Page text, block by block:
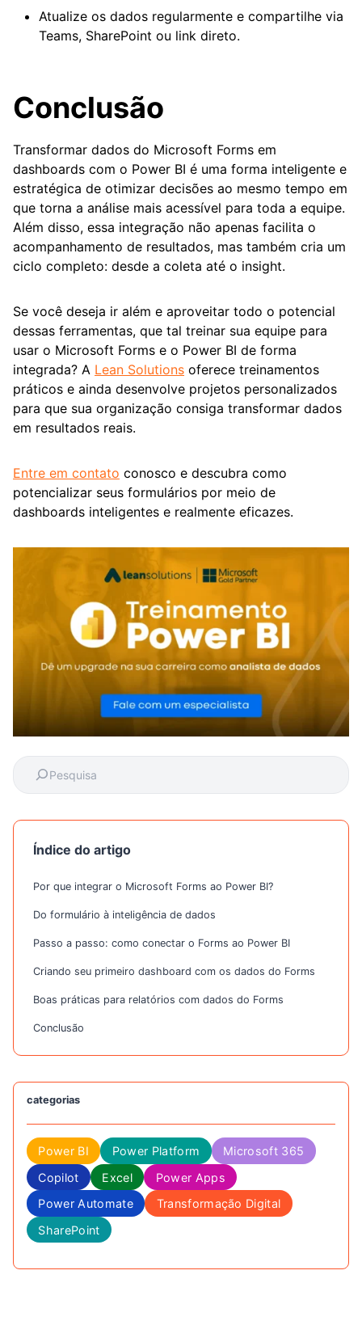
Atualize os dados regularmente e compartilhe via
Teams, SharePoint ou link direto.
Conclusão
Transformar dados do Microsoft Forms em
dashboards com o Power BI é uma forma inteligente e
estratégica de otimizar decisões ao mesmo tempo em
que torna a análise mais acessível para toda a equipe.
Além disso, essa integração não apenas facilita o
acompanhamento de resultados, mas também cria um
ciclo completo: desde a coleta até o insight.
Se você deseja ir além e aproveitar todo o potencial
dessas ferramentas, que tal treinar sua equipe para
usar o Microsoft Forms e o Power BI de forma
integrada? A Lean Solutions oferece treinamentos
práticos e ainda desenvolve projetos personalizados
para que sua organização consiga transformar dados
em resultados reais.
Entre em contato conosco e descubra como
potencializar seus formulários por meio de
dashboards inteligentes e realmente eficazes.
Índice do artigo
Por que integrar o Microsoft Forms ao Power BI?
Do formulário à inteligência de dados
Passo a passo: como conectar o Forms ao Power BI
Criando seu primeiro dashboard com os dados do Forms
Boas práticas para relatórios com dados do Forms
Conclusão
categorias
Power BI Power Platform
Microsoft 365
Copilot
Excel
Power Apps
Power Automate
Transformação Digital
SharePoint